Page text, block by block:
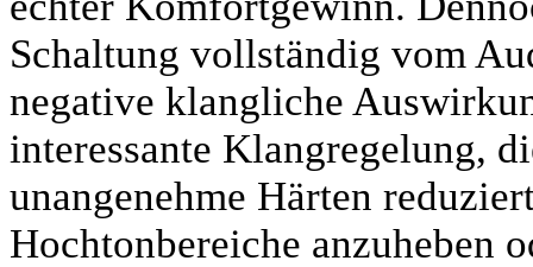
Schaltung vollständig vom
negative klangliche
interessante Klangregelung,
unangenehme Härten
Hochtonbereiche anzuheben